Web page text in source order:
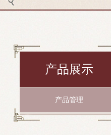
产品展示
产品管理